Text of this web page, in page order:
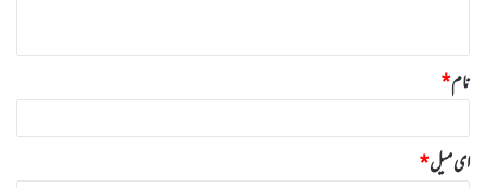
نام*
ای میل*